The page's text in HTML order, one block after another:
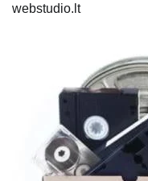
webstudio.lt